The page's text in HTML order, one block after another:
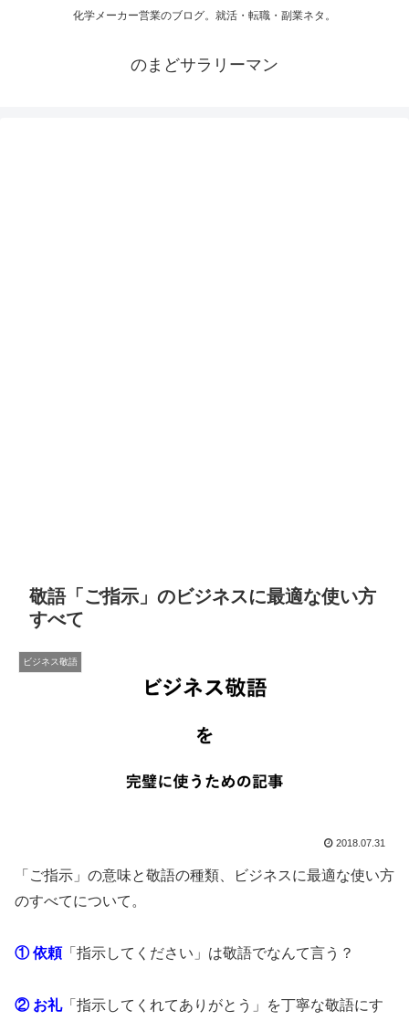
化学メーカー営業のブログ。就活・転職・副業ネタ。
のまどサラリーマン
敬語「ご指示」のビジネスに最適な使い方
すべて
ビジネス敬語
2018.07.31
「ご指示」の意味と敬語の種類、ビジネスに最適な使い方
のすべてについて。
① 依頼「指示してください」は敬語でなんて言う？
② お礼「指示してくれてありがとう」を丁寧な敬語にす